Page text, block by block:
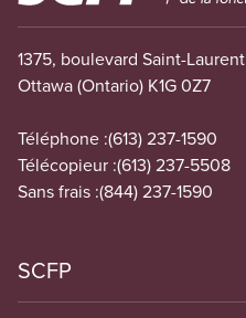
1375, boulevard Saint-Laurent
Ottawa (Ontario) K1G 0Z7
Téléphone :(613) 237-1590
Télécopieur :(613) 237-5508
Sans frais :(844) 237-1590
SCFP